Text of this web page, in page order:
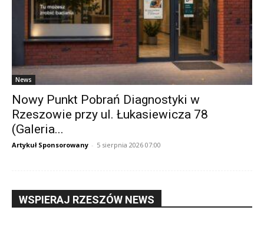
News
Nowy Punkt Pobrań Diagnostyki w
Rzeszowie przy ul. Łukasiewicza 78
(Galeria...
Artykuł Sponsorowany - 5 sierpnia 2026 07:00
WSPIERAJ RZESZÓW NEWS